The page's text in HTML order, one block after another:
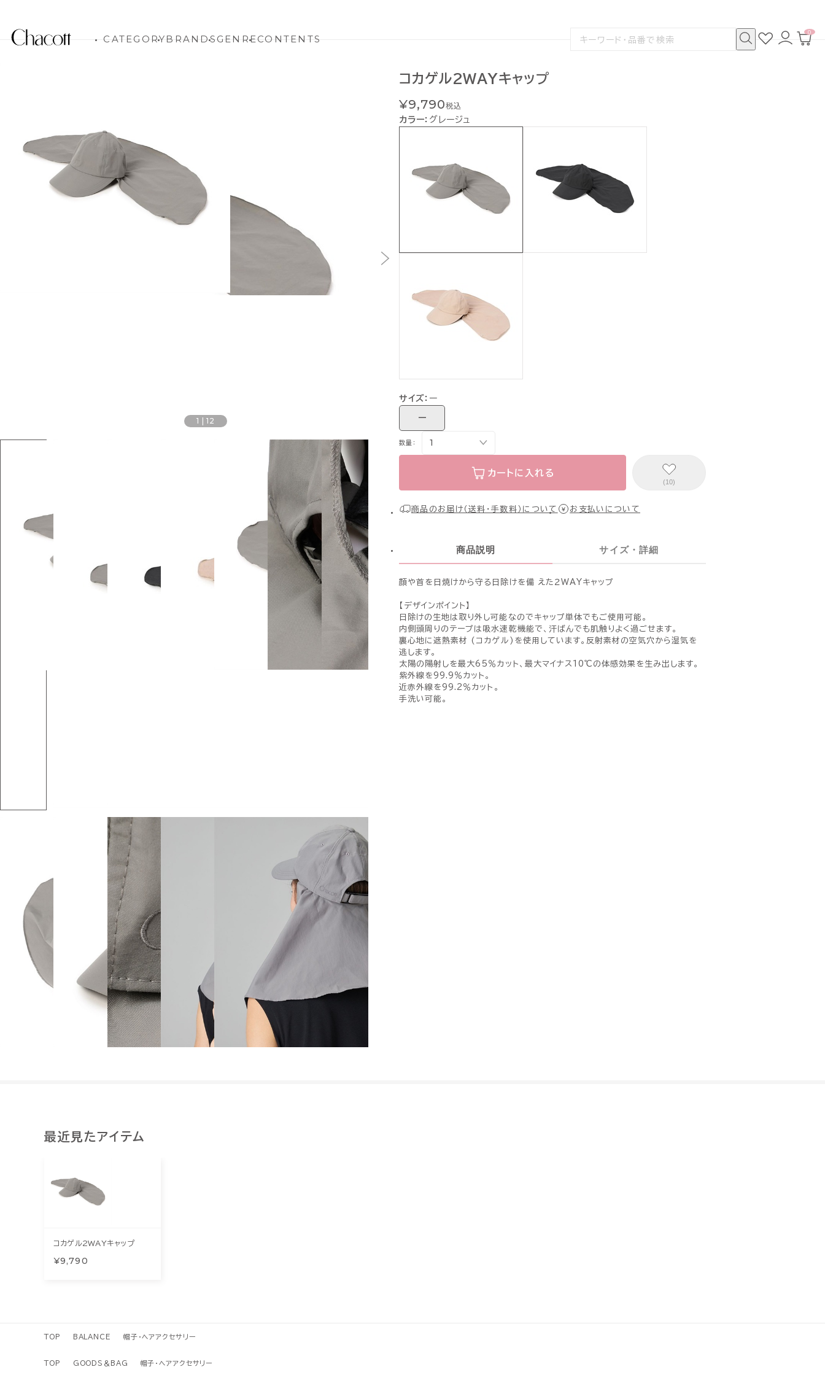
CATEGORYBRANDSGENRECONTENTS
検
お
気
ロ
グ
カ
0
1 |12
コカゲル2WAYキャップ
¥9,790税込
カラー： グレージュ
サイズ： ー
ー
数量：
カートに入れる
(10)
商品のお届け（送料・手数料）について お支払いについて
商品説明 サイズ・詳細
顔や首を日焼けから守る日除けを備 えた２WAYキャップ
【デザインポイント】
日除けの生地は取り外し可能なのでキャップ単体でもご使用可能。
内側頭周りのテープは吸水速乾機能で、汗ばんでも肌触りよく過ごせます。
裏心地に遮熱素材 (コカゲル)を使用しています。反射素材の空気穴から湿気を
逃します。
太陽の陽射しを最大65％カット、最大マイナス10℃の体感効果を生み出します。
紫外線を99.9％カット。
近赤外線を99.2％カット。
手洗い可能。
最近見たアイテム
コカゲル2WAYキャップ
¥9,790
TOP BALANCE 帽子・ヘアアクセサリー
TOP GOODS＆BAG 帽子・ヘアアクセサリー